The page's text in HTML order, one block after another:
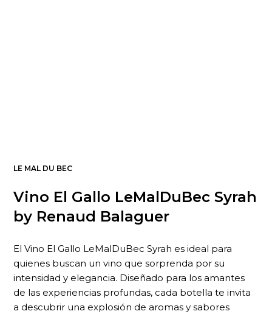
LE MAL DU BEC
Vino El Gallo LeMalDuBec Syrah
by Renaud Balaguer
El Vino El Gallo LeMalDuBec Syrah es ideal para
quienes buscan un vino que sorprenda por su
intensidad y elegancia. Diseñado para los amantes
de las experiencias profundas, cada botella te invita
a descubrir una explosión de aromas y sabores